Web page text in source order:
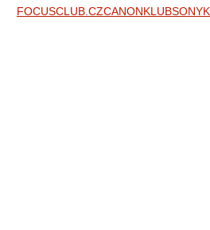
FOCUSCLUB.CZCANONKLUB